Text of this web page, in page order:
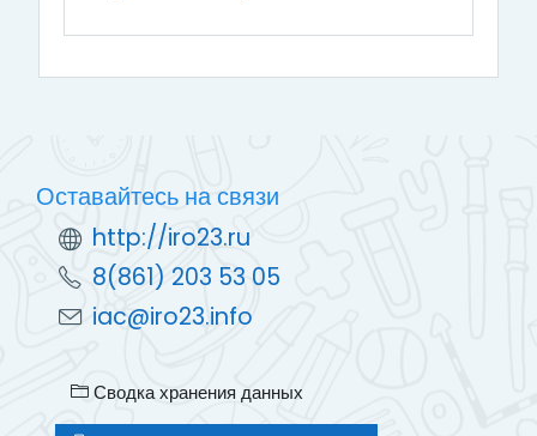
Оставайтесь на связи
http://iro23.ru
8(861) 203 53 05
iac@iro23.info
Сводка хранения данных